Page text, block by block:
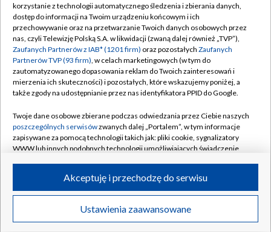
TVP
Abonament TVP
Emisja w TVP
Centrum informacji TVP
Naziemna Telewizja Cyfrowa
Rada Programowa
System NOS
Informacje o nadawcy
Program dla prasy
Ogłoszenie przetargowe
Regulamin TVP
Polityka prywatności
Moje zgody
Pomoc
Kontakt
Kanały
©2026 Telewizja Polska S.A. w likwidacji
korzystanie z technologii automatycznego śledzenia i zbierania danych,
dostęp do informacji na Twoim urządzeniu końcowym i ich
przechowywanie oraz na przetwarzanie Twoich danych osobowych przez
nas, czyli Telewizję Polską S.A. w likwidacji (zwaną dalej również „TVP”),
Zaufanych Partnerów z IAB* (1201 firm) oraz pozostałych Zaufanych
Partnerów TVP (93 firm), w celach marketingowych (w tym do
zautomatyzowanego dopasowania reklam do Twoich zainteresowań i
mierzenia ich skuteczności) i pozostałych, które wskazujemy poniżej, a
także zgody na udostępnianie przez nas identyfikatora PPID do Google.
Twoje dane osobowe zbierane podczas odwiedzania przez Ciebie naszych
poszczególnych serwisówzwanych dalej „Portalem”, w tym informacje
zapisywane za pomocą technologii takich jak: pliki cookie, sygnalizatory
WWW lub innych podobnych technologii umożliwiających świadczenie
ruchu w Internecie.
Twoje dane osobowe zbierane podczas odwiedzania przez Ciebie
poszczególnych serwisówna Portalu, takie jak adresy IP, identyfikatory
Ustawienia zaawansowane
Akceptuję i przechodzę do serwisu